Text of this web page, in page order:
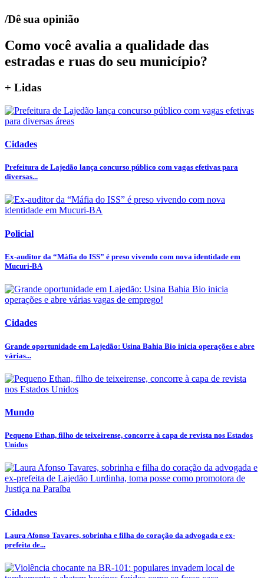
/Dê sua opinião
Como você avalia a qualidade das
estradas e ruas do seu município?
+ Lidas
Cidades
Prefeitura de Lajedão lança concurso público com vagas efetivas para
diversas...
Policial
Ex-auditor da “Máfia do ISS” é preso vivendo com nova identidade em
Mucuri-BA
Cidades
Grande oportunidade em Lajedão: Usina Bahia Bio inicia operações e abre
várias...
Mundo
Pequeno Ethan, filho de teixeirense, concorre à capa de revista nos Estados
Unidos
Cidades
Laura Afonso Tavares, sobrinha e filha do coração da advogada e ex-
prefeita de...